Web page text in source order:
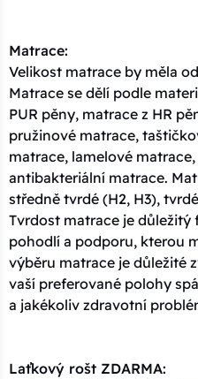
Matrace:
Velikost matrace by měla
Matrace se dělí podle
PUR pěny, matrace z HR
pružinové matrace,
matrace, lamelové
antibakteriální matrace.
středně tvrdé (H2, H3),
Tvrdost matrace je
pohodlí a podporu, kterou
výběru matrace je důležité
vaší preferované polohy
a jakékoliv zdravotní
Laťkový rošt ZDARMA: